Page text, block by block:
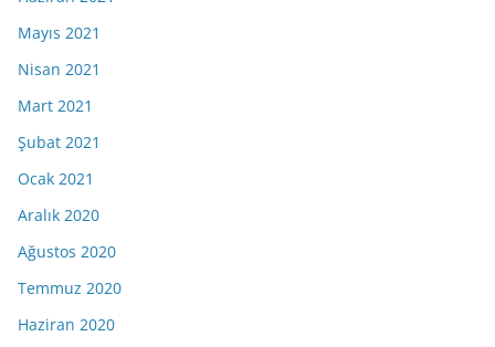
Mayıs 2021
Nisan 2021
Mart 2021
Şubat 2021
Ocak 2021
Aralık 2020
Ağustos 2020
Temmuz 2020
Haziran 2020